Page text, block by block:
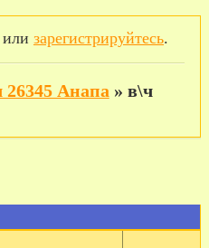
зарегистрируйтесь.
26345 Анапа » в\ч